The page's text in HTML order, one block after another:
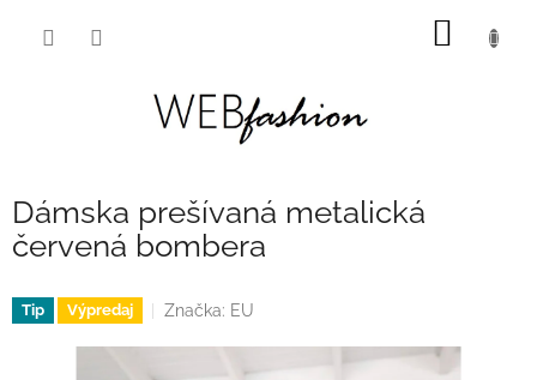
Dámska prešívaná metalická
červená bombera
Tip Výpredaj Značka: EU